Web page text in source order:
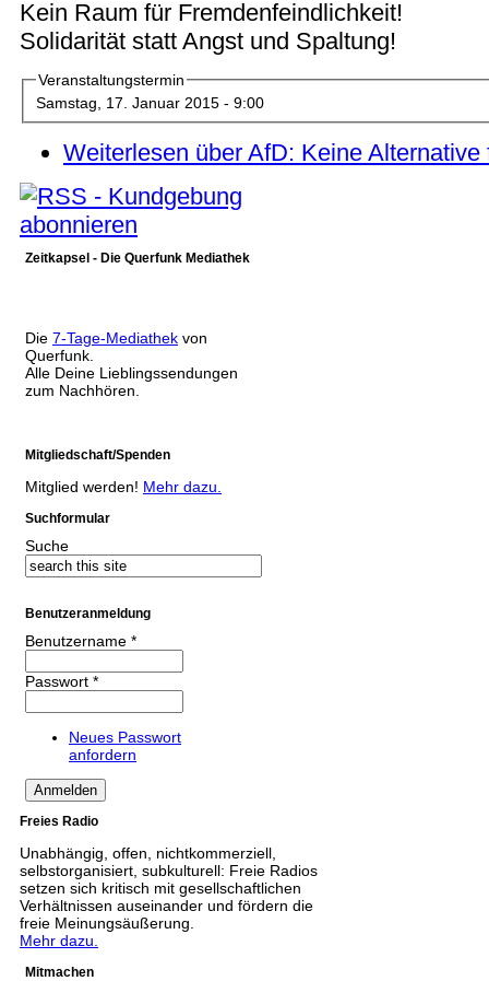
Kein Raum für Fremdenfeindlichkeit!
Solidarität statt Angst und Spaltung!
Veranstaltungstermin
Samstag, 17. Januar 2015 - 9:00
Weiterlesen über AfD: Keine Alternative
Zeitkapsel - Die Querfunk Mediathek
Die 7-Tage-Mediathek von
Querfunk.
Alle Deine Lieblingssendungen
zum Nachhören.
Mitgliedschaft/Spenden
Mitglied werden! Mehr dazu.
Suchformular
Suche
Benutzeranmeldung
Benutzername *
Passwort *
Neues Passwort
anfordern
Freies Radio
Unabhängig, offen, nichtkommerziell,
selbstorganisiert, subkulturell: Freie Radios
setzen sich kritisch mit gesellschaftlichen
Verhältnissen auseinander und fördern die
freie Meinungsäußerung.
Mehr dazu.
Mitmachen